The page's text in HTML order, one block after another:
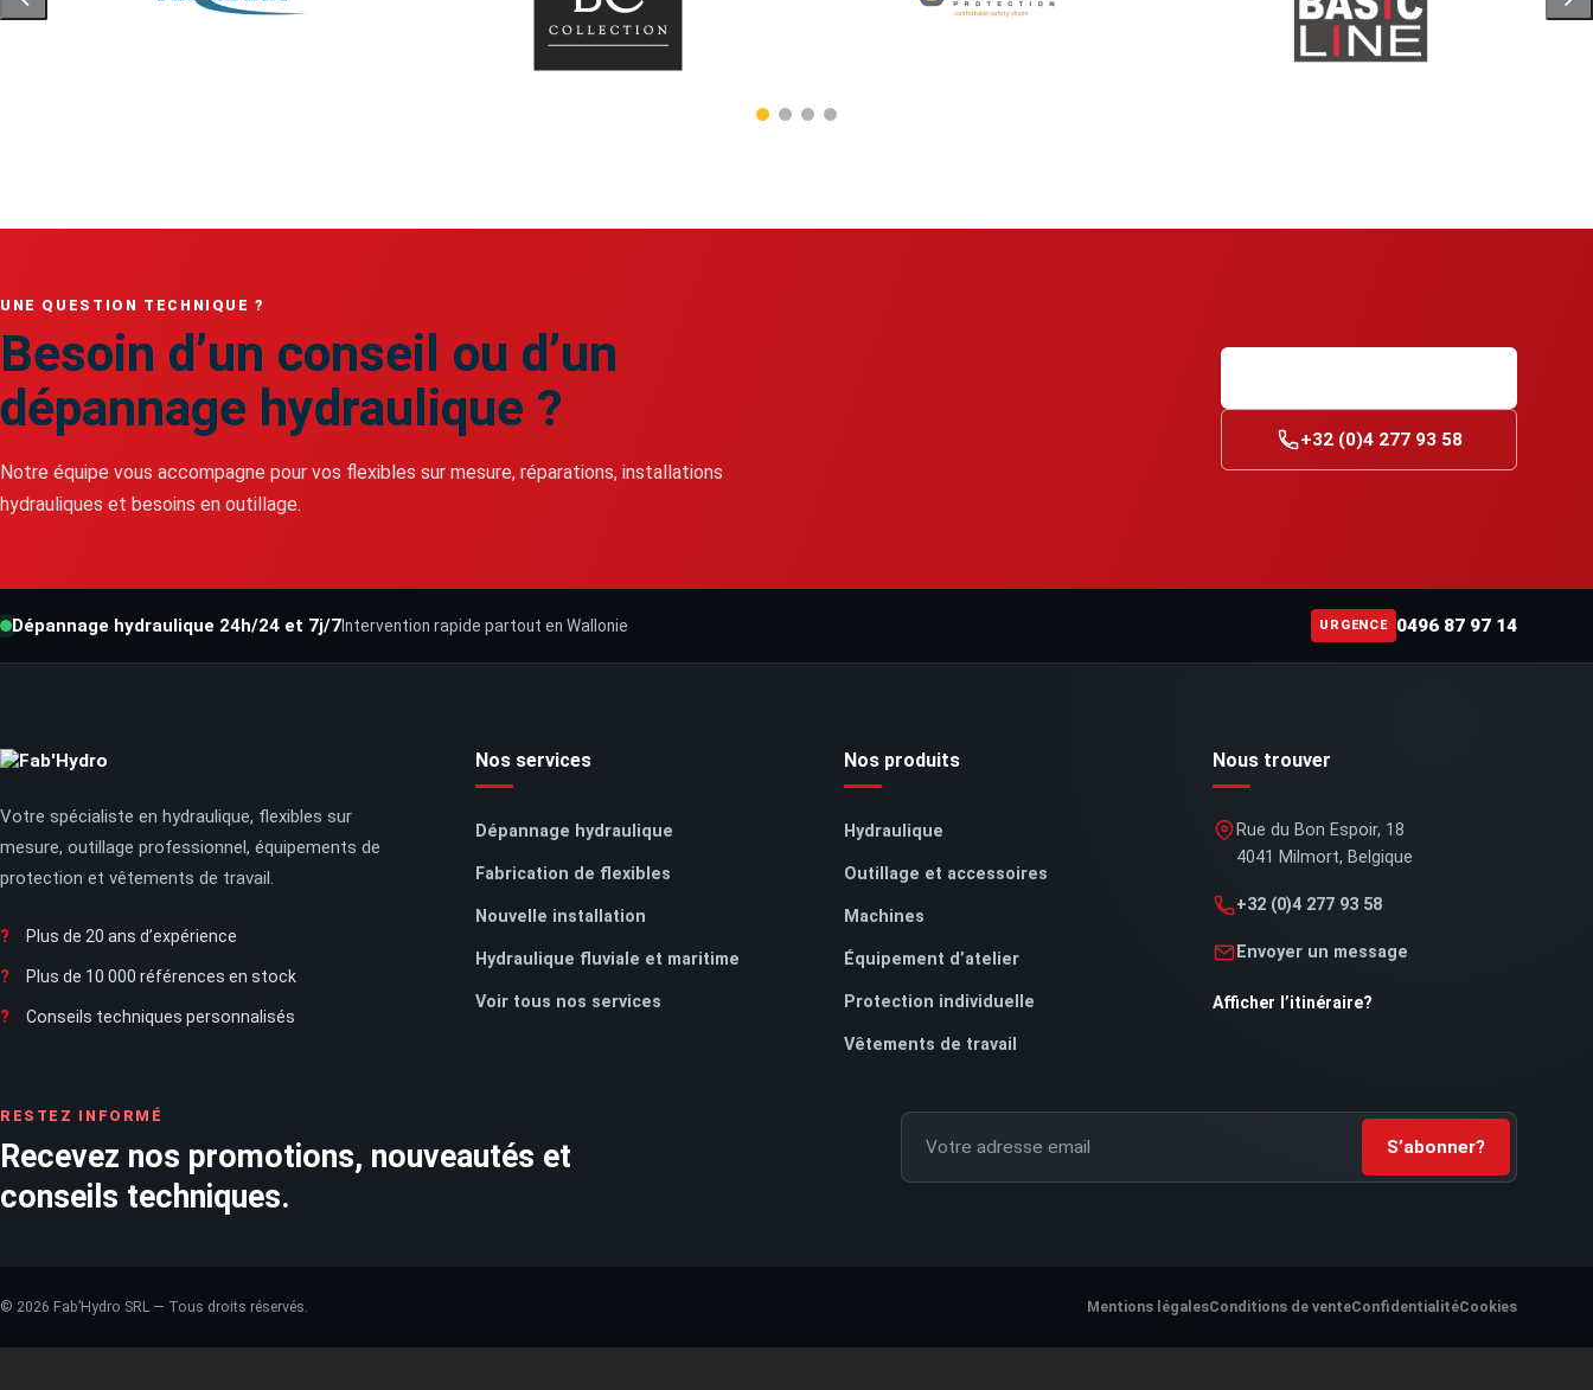
UNE QUESTION TECHNIQUE ?
Besoin d’un conseil ou d’un
dépannage hydraulique ?
Notre équipe vous accompagne pour vos flexibles sur mesure, réparations, installations
hydrauliques et besoins en outillage.
+32 (0)4 277 93 58
Dépannage hydraulique 24h/24 et 7j/7Intervention rapide partout en Wallonie URGENCE 0496 87 97 14
Votre spécialiste en hydraulique, flexibles sur
mesure, outillage professionnel, équipements de
protection et vêtements de travail.
Plus de 20 ans d’expérience
Plus de 10 000 références en stock
Conseils techniques personnalisés
Nos services
Dépannage hydraulique
Fabrication de flexibles
Nouvelle installation
Hydraulique fluviale et maritime
Voir tous nos services
Nos produits
Hydraulique
Outillage et accessoires
Machines
Équipement d’atelier
Protection individuelle
Vêtements de travail
Nous trouver
Rue du Bon Espoir, 18
4041 Milmort, Belgique
+32 (0)4 277 93 58
Envoyer un message
Afficher l’itinéraire?
RESTEZ INFORMÉ
Recevez nos promotions, nouveautés et
conseils techniques.
S’abonner?
© 2026 Fab’Hydro SRL — Tous droits réservés. Mentions légalesConditions de venteConfidentialitéCookies